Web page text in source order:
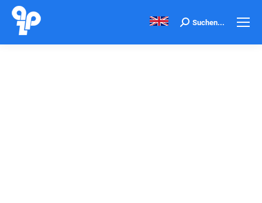
Search:
Suchen...